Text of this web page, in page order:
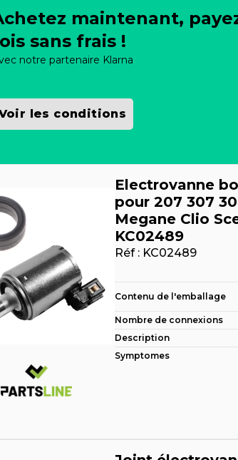
maintenant,
sans frais !
notre partenaire Klarna
les conditions
Electrovanne
pour 207 307
Megane Clio
KC02489
Réf : KC02489
Contenu de l'emballage
Nombre de connexions
Description
Symptomes